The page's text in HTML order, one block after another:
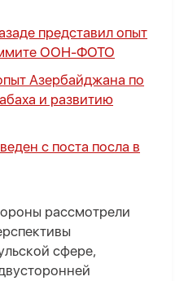
представил опыт
ООН-ФОТО
Азербайджана по
и развитию
с поста посла в
рассмотрели
сфере,